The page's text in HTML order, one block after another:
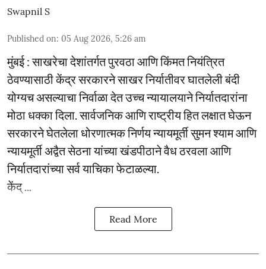
Swapnil S
Published on: 05 Aug 2026, 5:26 am
मुंबई : साखरेचा देशांतर्गत पुरवठा आणि किंमत नियंत्रित
ठेवण्यासाठी केंद्र सरकारने साखर निर्यातीवर घातलेली बंदी
योग्यच असल्याचा निर्वाळा देत उच्च न्यायालयाने निर्यातदारांना
मोठा धक्का दिला. सार्वजनिक आणि राष्ट्रीय हित लक्षात घेऊन
सरकारने घेतलेला धोरणात्मक निर्णय न्यायमूर्ती सुमन श्याम आणि
न्यायमूर्ती अद्वैत सेठना यांच्या खंडपीठाने वैध ठरवला आणि
निर्यातदारांच्या सर्व याचिका फेटाळल्या.
केंद् ...
Read More